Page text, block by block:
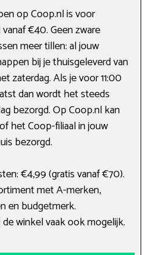
op Coop.nl is voor
€40. Geen zware
meer tillen: al jouw
bij je thuisgeleverd van
zaterdag. Als je voor 11:00
dan wordt het steeds
bezorgd. Op Coop.nl kan
het Coop-filiaal in jouw
bezorgd.
€4,99 (gratis vanaf €70).
met A-merken,
en budgetmerk.
winkel vaak ook mogelijk.